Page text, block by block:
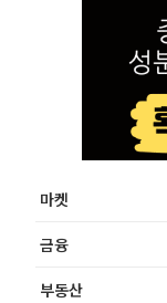
마켓
금융
부동산